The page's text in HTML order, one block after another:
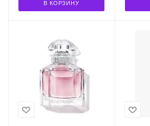
В КОРЗИНУ